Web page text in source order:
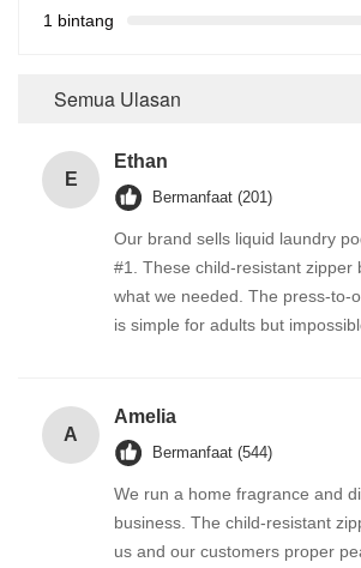
1 bintang
Semua Ulasan
E
Ethan
Bermanfaat (201)
Our brand sells liquid laundry
#1. These child-resistant zipper
what we needed. The press-to-
is simple for adults but
quality—this supplier is a keeper.
A
Amelia
Bermanfaat (544)
We run a home fragrance and
business. The child-resistant
us and our customers proper